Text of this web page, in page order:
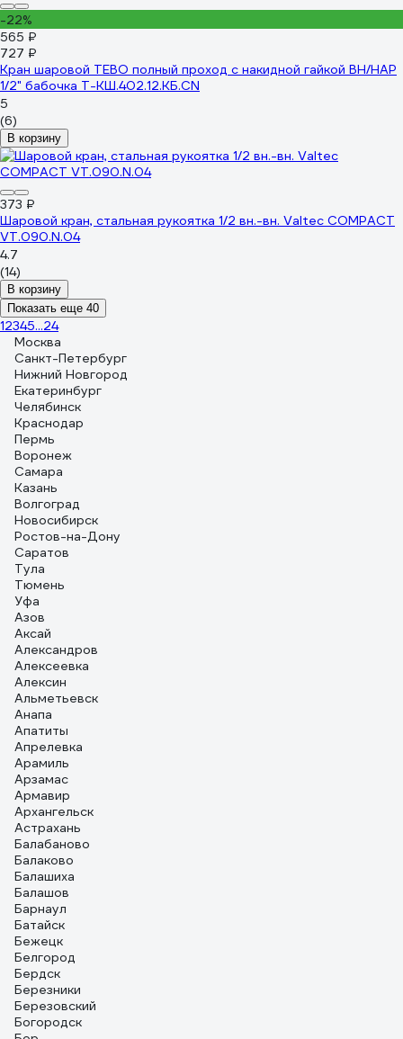
-22%
565 ₽
727 ₽
Кран шаровой TEBO полный проход c накидной гайкой ВН/НАР
1/2" бабочка T-КШ.402.12.КБ.CN
5
(6)
В корзину
373 ₽
Шаровой кран, стальная рукоятка 1/2 вн.-вн. Valtec COMPACT
VT.090.N.04
4.7
(14)
В корзину
Показать еще 40
12345...24
Москва
Санкт-Петербург
Нижний Новгород
Екатеринбург
Челябинск
Краснодар
Пермь
Воронеж
Самара
Казань
Волгоград
Новосибирск
Ростов-на-Дону
Саратов
Тула
Тюмень
Уфа
Азов
Аксай
Александров
Алексеевка
Алексин
Альметьевск
Анапа
Апатиты
Апрелевка
Арамиль
Арзамас
Армавир
Архангельск
Астрахань
Балабаново
Балаково
Балашиха
Балашов
Барнаул
Батайск
Бежецк
Белгород
Бердск
Березники
Березовский
Богородск